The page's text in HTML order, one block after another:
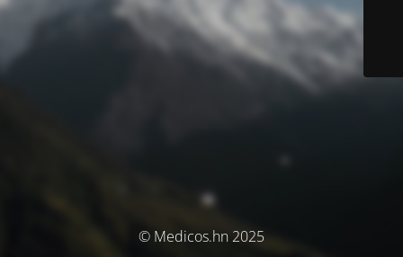
© Medicos.hn 2025